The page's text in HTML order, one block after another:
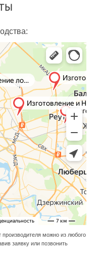
можно из любого
заявку или позвонить